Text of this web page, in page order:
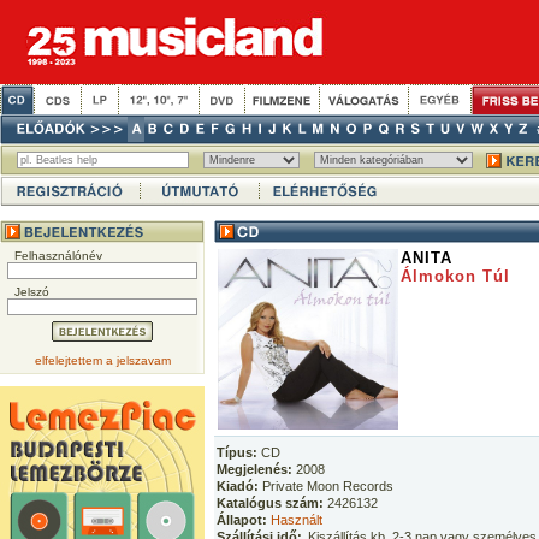
Felhasználónév
Jelszó
elfelejtettem a jelszavam
ANITA
Álmokon Túl
Típus: CD
Megjelenés: 2008
Kiadó: Private Moon Records
Katalógus szám: 2426132
Állapot: Használt